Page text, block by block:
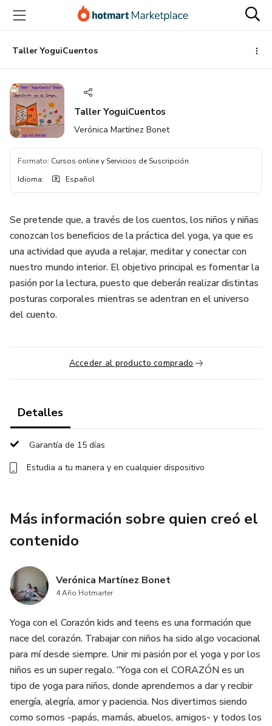
principal
página
de
página
Taller YoguiCuentos
Taller YoguiCuentos
Verónica Martínez Bonet
Formato: Cursos online y Servicios de Suscripción
Idioma: Español
Se pretende que, a través de los cuentos, los niños y niñas
conozcan los beneficios de la práctica del yoga, ya que es
una actividad que ayuda a relajar, meditar y conectar con
nuestro mundo interior. El objetivo principal es fomentar la
pasión por la lectura, puesto que deberán realizar distintas
posturas corporales mientras se adentran en el universo
del cuento.
Acceder al producto comprado
Detalles
Garantía de 15 días
Estudia a tu manera y en cualquier dispositivo
Más información sobre quien creó el
contenido
Verónica Martínez Bonet
4 Año Hotmarter
Yoga con el Corazón kids and teens es una formación que
nace del corazón. Trabajar con niños ha sido algo vocacional
para mí desde siempre. Unir mi pasión por el yoga y por los
niños es un super regalo. “Yoga con el CORAZÓN es un
tipo de yoga para niños, donde aprendemos a dar y recibir
energía, alegría, amor y paciencia. Nos divertimos siendo
como somos -papás, mamás, abuelos, amigos- y todos los